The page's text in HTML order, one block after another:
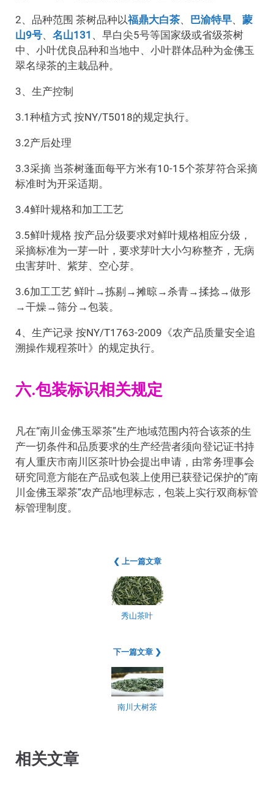
2、品种范围 茶树品种以福鼎大白茶、 巴渝特早、 蒙
山9号、 名山131 、早白尖5号等国家级或省级茶树
中、小叶优良品种和当地中、小叶群体品种为金佛玉
翠名绿茶的主栽品种。
3、生产控制
3.1种植方式 按NY/T5018的规定执行。
3.2产后处理
3.3采摘 当茶树蓬面每平方米有10-15个茶芽符合采摘
标准时为开采适期。
3.4鲜叶规格和加工工艺
3.5鲜叶规格 按产品分级要求对鲜叶规格相应分级，
采摘标准为一芽一叶，要求芽叶大小匀称整齐，无病
虫害芽叶、紫芽、空心芽。
3.6加工工艺 鲜叶→拣剔→摊晾→杀青→揉捻→做形
→干燥→筛分→包装。
4、生产记录 按NY/T1763-2009《农产品质量安全追
溯操作规程茶叶》的规定执行。
六.包装标识相关规定
凡在“南川金佛玉翠茶”生产地域范围内符合该茶的生
产一切条件和品质要求的生产经营者须向登记证书持
有人重庆市南川区茶叶协会提出申请，由常务理事会
研究同意方能在产品或包装上使用已获登记保护的“南
川金佛玉翠茶”农产品地理标志，包装上实行双商标管
标管理制度。
❮ 上一篇文章
秀山茶叶
下一篇文章 ❯
南川大树茶
相关文章